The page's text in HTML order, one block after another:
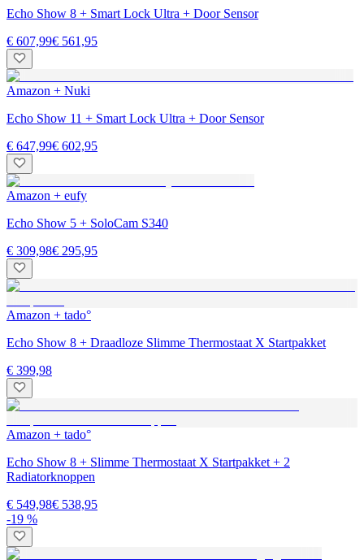
Echo Show 8 + Smart Lock Ultra + Door Sensor
€ 607,99€ 561,95
Amazon + Nuki
Echo Show 11 + Smart Lock Ultra + Door Sensor
€ 647,99€ 602,95
Amazon + eufy
Echo Show 5 + SoloCam S340
€ 309,98€ 295,95
Amazon + tado°
Echo Show 8 + Draadloze Slimme Thermostaat X Startpakket
€ 399,98
Amazon + tado°
Echo Show 8 + Slimme Thermostaat X Startpakket + 2
Radiatorknoppen
€ 549,98€ 538,95
-19 %